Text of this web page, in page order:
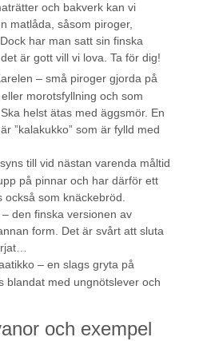
och bakverk kan vi
matlåda, såsom piroger,
har man satt sin finska
är gott vill vi lova. Ta för dig!
– små piroger gjorda på
morotsfyllning och som
helst ätas med äggsmör. En
”kalakukko” som är fylld med
till vid nästan varenda måltid
på pinnar och har därför ett
som knäckebröd.
– den finska versionen av
form. Det är svårt att sluta
– en slags gryta på
blandat med ungnötslever och
och exempel